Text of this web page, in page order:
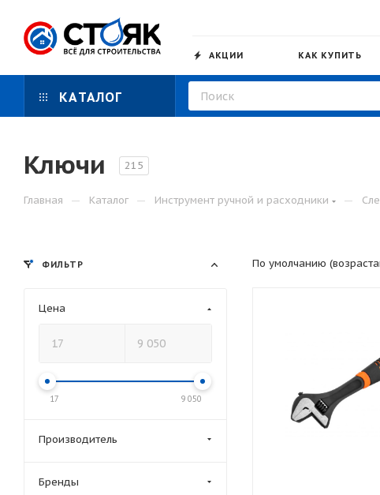
АКЦИИ КАК КУПИТЬ
КАТАЛОГ
Ключи 215
Главная — Каталог — Инструмент ручной и расходники —
По умолчанию
ФИЛЬТР
Цена
17 9 050
Производитель
Бренды